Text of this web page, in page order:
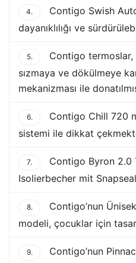
4.
Contigo Swish
dayanıklılığı ve
5.
Contigo
sızmaya ve dökülmeye
mekanizması ile
6.
Contigo Chill 720
sistemi ile dikkat
7.
Contigo Byron 2.0
Isolierbecher mit
8.
Contigo’nun
modeli, çocuklar için
9.
Contigo’nun